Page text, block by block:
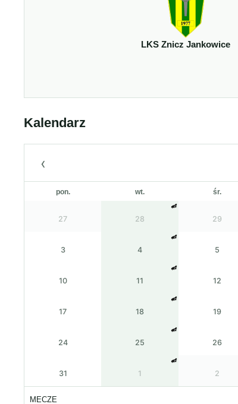
LKS Znicz Jankowice
Kalendarz
‹
pon. wt. śr.
27 28 29
3 4 5
10 11 12
17 18 19
24 25 26
31 1 2
MECZE